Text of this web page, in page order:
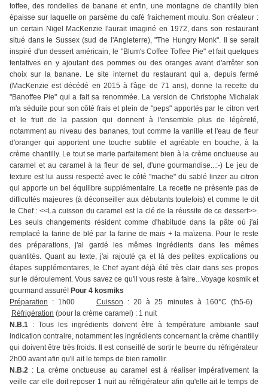
toffee, des rondelles de banane et enfin, une montagne de chantilly bien
épaisse sur laquelle on parsème du café fraichement moulu. Son créateur :
un certain Nigel MacKenzie l'aurait imaginé en 1972, dans son restaurant
situé dans le Sussex (sud de l'Angleterre), "The Hungry Monk". Il se serait
inspiré d'un dessert américain, le "Blum's Coffee Toffee Pie" et fait quelques
tentatives en y ajoutant des pommes ou des oranges avant d'arrêter son
choix sur la banane. Le site internet du restaurant qui a, depuis fermé
(MacKenzie est décédé en 2015 à l'âge de 71 ans), donne la recette du
"Banoffee Pie" qui a fait sa renommée. La version de Christophe Michalak
m'a séduite pour son côté frais et plein de "peps" apportés par le citron vert
et le fruit de la passion qui donnent à l'ensemble plus de légèreté,
notamment au niveau des bananes, tout comme la vanille et l'eau de fleur
d'oranger qui apportent une touche subtile et agréable en bouche, à la
crème chantilly. Le tout se marie parfaitement bien à la crème onctueuse au
caramel et au caramel à la fleur de sel, d'une gourmandise...:-) Le jeu de
texture est lui aussi respecté avec le côté "mache" du sablé linzer au citron
qui apporte un bel équilibre supplémentaire. La recette ne présente pas de
difficultés majeures (à déconseiller aux débutants toutefois) et comme le dit
le Chef : <<La cuisson du caramel est la clé de la réussite de ce dessert>>.
Les seuls changements résident comme d'habitude dans la pâte où j'ai
remplacé la farine de blé par la farine de maïs + la maïzena. Pour le reste
des préparations, j'ai gardé les mêmes ingrédients dans les mêmes
quantités. Quant au texte, j'ai rajouté ça et là des petites explications ou
étapes supplémentaires, le Chef ayant déjà été très clair dans ses propos
sur le déroulement. Vous savez ce qu'il vous reste à faire...Voyage kosmik et
gourmand assuré! Pour 4 kosmiks
Préparation : 1h00 Cuisson : 20 à 25 minutes à 160°C (th5-6)
Réfrigération (pour la crème caramel) : 1 nuit
N.B.1 : Tous les ingrédients doivent être à température ambiante sauf
indication contraire, notamment les ingrédients concernant la crème chantilly
qui doivent être très froids. Il est conseillé de sortir le beurre du réfrigérateur
2h00 avant afin qu'il ait le temps de bien ramollir.
N.B.2 : La crème onctueuse au caramel est à réaliser impérativement la
veille car elle doit reposer 1 nuit au réfrigérateur afin qu'elle ait le temps de